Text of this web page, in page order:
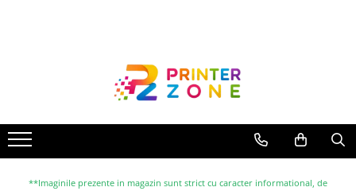
Imprimante cu jet
Multifunctionale laser
Multifunctionale cu jet
**Imaginile prezente in magazin sunt strict cu caracter informational, de